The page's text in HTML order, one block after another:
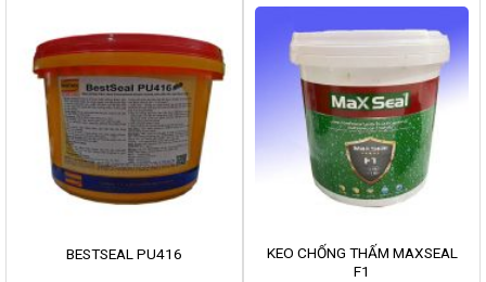
BESTSEAL PU416
KEO CHỐNG THẤM MAXSEAL
F1